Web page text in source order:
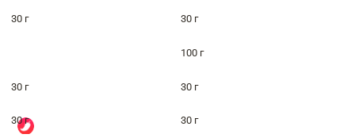
30 г 30 г
100 г
30 г 30 г
30 г 30 г